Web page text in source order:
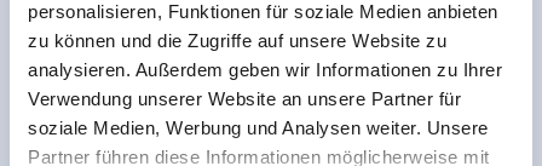
personalisieren, Funktionen für soziale Medien anbieten
zu können und die Zugriffe auf unsere Website zu
analysieren. Außerdem geben wir Informationen zu Ihrer
Verwendung unserer Website an unsere Partner für
soziale Medien, Werbung und Analysen weiter. Unsere
Partner führen diese Informationen möglicherweise mit